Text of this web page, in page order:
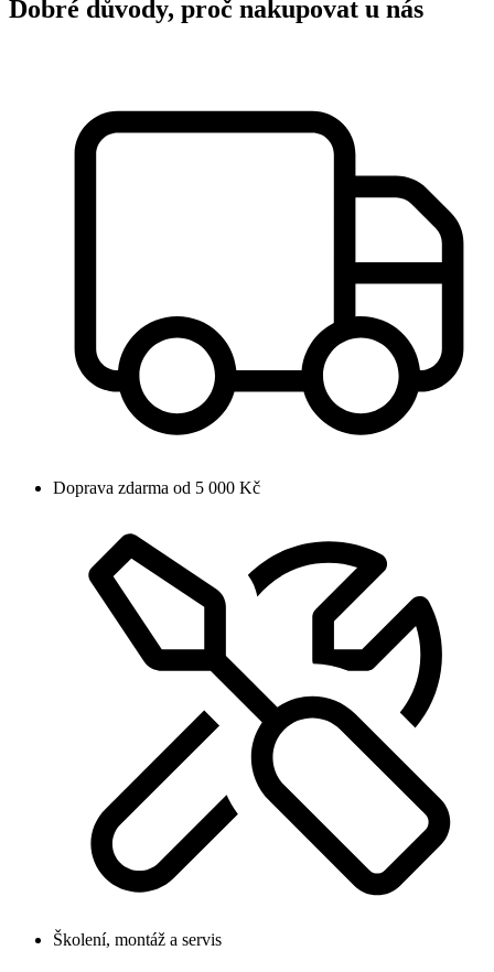
Dobré důvody, proč nakupovat u nás
Doprava zdarma od 5 000 Kč
Školení, montáž a servis